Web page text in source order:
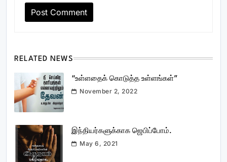
RELATED NEWS
“உள்ளதைக் கொடுத்த உள்ளங்கள்”
November 2, 2022
இந்தியர்களுக்காக ஜெபிப்போம்.
May 6, 2021